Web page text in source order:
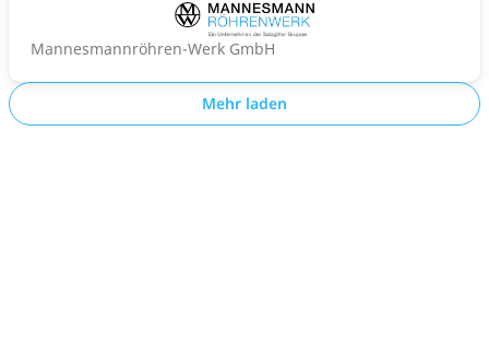
Mannesmannröhren-Werk GmbH
Mehr laden